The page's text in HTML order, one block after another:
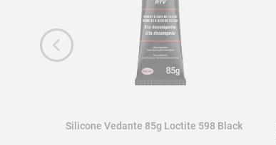
Silicone Vedante 85g Loctite 598 Black